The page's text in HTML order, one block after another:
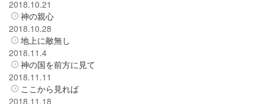
2018.10.21
神の親心
2018.10.28
地上に敵無し
2018.11.4
神の国を前方に見て
2018.11.11
ここから見れば
2018.11.18